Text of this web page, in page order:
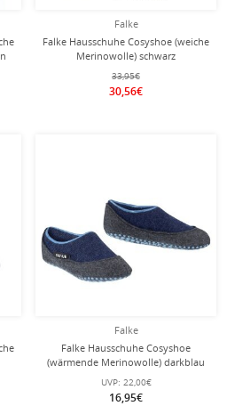
Falke
Falke Hausschuhe Cosyshoe (weiche
Merinowolle) schwarz
Damen/Herren
33,95€
30,56€
Falke
Falke Hausschuhe Cosyshoe
(wärmende Merinowolle) darkblau
Kinder
UVP: 22,00€
16,95€